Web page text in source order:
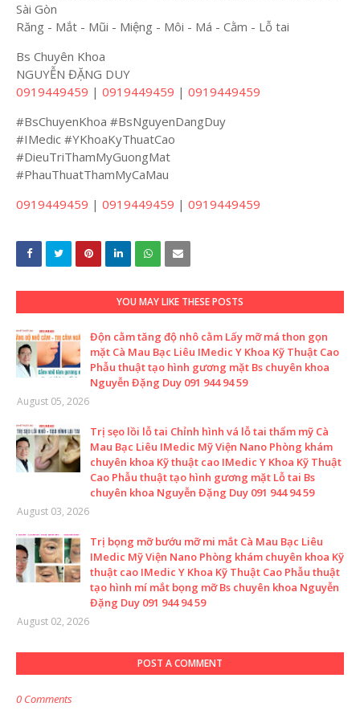
Sài Gòn
Răng - Mắt - Mũi - Miệng - Môi - Má - Cằm - Lỗ tai
Bs Chuyên Khoa
NGUYỄN ĐẶNG DUY
0919449459 | 0919449459 | 0919449459
#BsChuyenKhoa #BsNguyenDangDuy
#IMedic #YKhoaKyThuatCao
#DieuTriThamMyGuongMat
#PhauThuatThamMyCaMau
0919449459 | 0919449459 | 0919449459
YOU MAY LIKE THESE POSTS
Độn cằm tăng độ nhô cằm Lấy mỡ má thon gọn
mặt Cà Mau Bạc Liêu IMedic Y Khoa Kỹ Thuật Cao
Phẫu thuật tạo hình gương mặt Bs chuyên khoa
Nguyễn Đặng Duy 091 944 94 59
August 05, 2026
Trị sẹo lồi lỗ tai Chỉnh hình vá lỗ tai thẩm mỹ Cà
Mau Bạc Liêu IMedic Mỹ Viện Nano Phòng khám
chuyên khoa Kỹ thuật cao IMedic Y Khoa Kỹ Thuật
Cao Phẫu thuật tạo hình gương mặt Lỗ tai Bs
chuyên khoa Nguyễn Đặng Duy 091 944 94 59
August 03, 2026
Trị bọng mỡ bướu mỡ mi mắt Cà Mau Bạc Liêu
IMedic Mỹ Viện Nano Phòng khám chuyên khoa Kỹ
thuật cao IMedic Y Khoa Kỹ Thuật Cao Phẫu thuật
tạo hình mí mắt bọng mỡ Bs chuyên khoa Nguyễn
Đặng Duy 091 944 94 59
August 02, 2026
POST A COMMENT
0 Comments